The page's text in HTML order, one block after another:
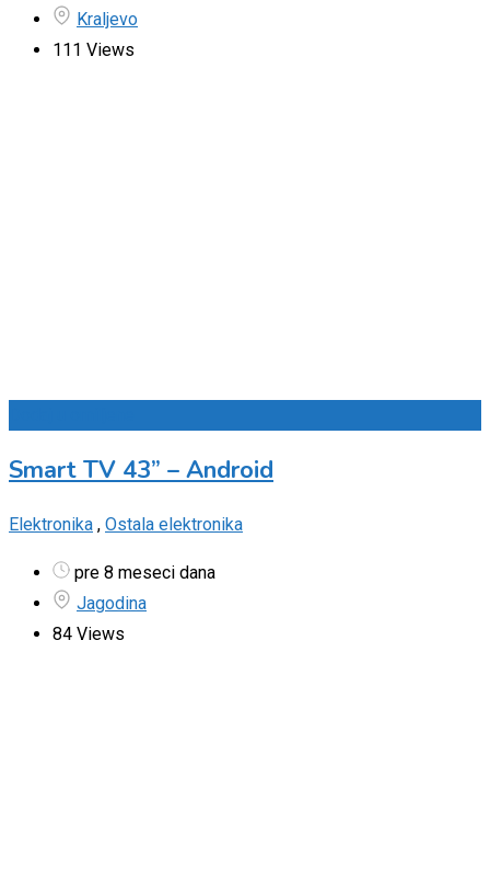
Kraljevo
111 Views
Smart TV 43” – Android
Elektronika , Ostala elektronika
pre 8 meseci dana
Jagodina
84 Views